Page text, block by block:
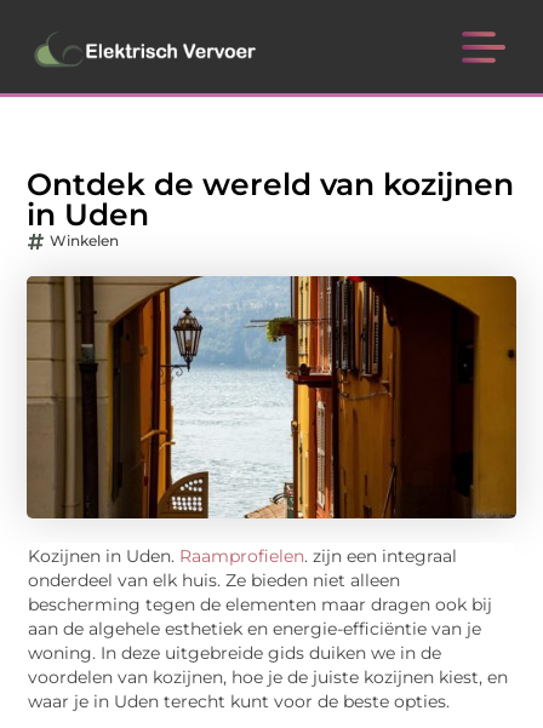
Ontdek de wereld van kozijnen
in Uden
Winkelen
Kozijnen in Uden. Raamprofielen. zijn een integraal
onderdeel van elk huis. Ze bieden niet alleen
bescherming tegen de elementen maar dragen ook bij
aan de algehele esthetiek en energie-efficiëntie van je
woning. In deze uitgebreide gids duiken we in de
voordelen van kozijnen, hoe je de juiste kozijnen kiest, en
waar je in Uden terecht kunt voor de beste opties.